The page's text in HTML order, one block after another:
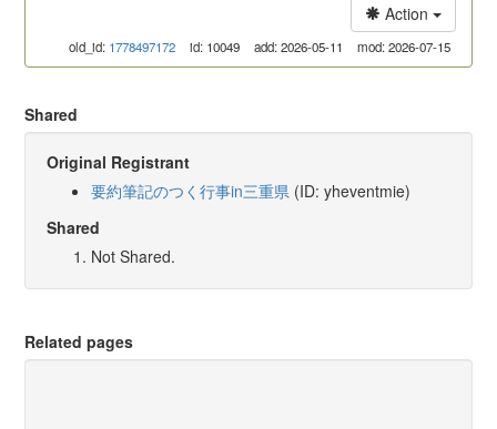
Action
old_id: 1778497172 id: 10049 add: 2026-05-11 mod: 2026-07-15
Shared
Original Registrant
要約筆記のつく行事in三重県 (ID: yheventmie)
Shared
Not Shared.
Related pages